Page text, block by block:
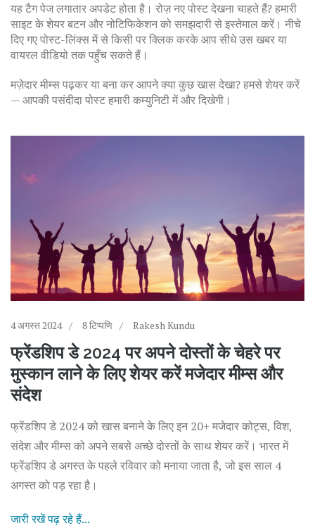
यह टैग पेज लगातार अपडेट होता है। रोज़ नए पोस्ट देखना चाहते हैं? हमारी
साइट के शेयर बटन और नोटिफिकेशन को समझदारी से इस्तेमाल करें। नीचे
दिए गए पोस्ट-लिंक्स में से किसी पर क्लिक करके आप सीधे उस खबर या
वायरल वीडियो तक पहुँच सकते हैं।
मज़ेदार मीम्स पढ़कर या बना कर आपने क्या कुछ खास देखा? हमसे शेयर करें
— आपकी पसंदीदा पोस्ट हमारी कम्युनिटी में और दिखेगी।
4 अगस्त 2024 8 टिप्पणि Rakesh Kundu
फ्रेंडशिप डे 2024 पर अपने दोस्तों के चेहरे पर
मुस्कान लाने के लिए शेयर करें मजेदार मीम्स और
संदेश
फ्रेंडशिप डे 2024 को खास बनाने के लिए इन 20+ मजेदार कोट्स, विश,
संदेश और मीम्स को अपने सबसे अच्छे दोस्तों के साथ शेयर करें। भारत में
फ्रेंडशिप डे अगस्त के पहले रविवार को मनाया जाता है, जो इस साल 4
अगस्त को पड़ रहा है।
जारी रखें पढ़ रहे हैं...